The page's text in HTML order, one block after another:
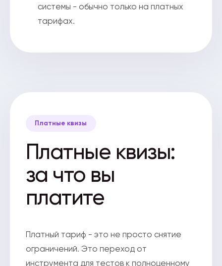
системы - обычно только на платных
тарифах.
Платные квизы
Платные квизы:
за что вы
платите
Платный тариф - это не просто снятие
ограничений. Это переход от
инструмента для тестов к полноценному